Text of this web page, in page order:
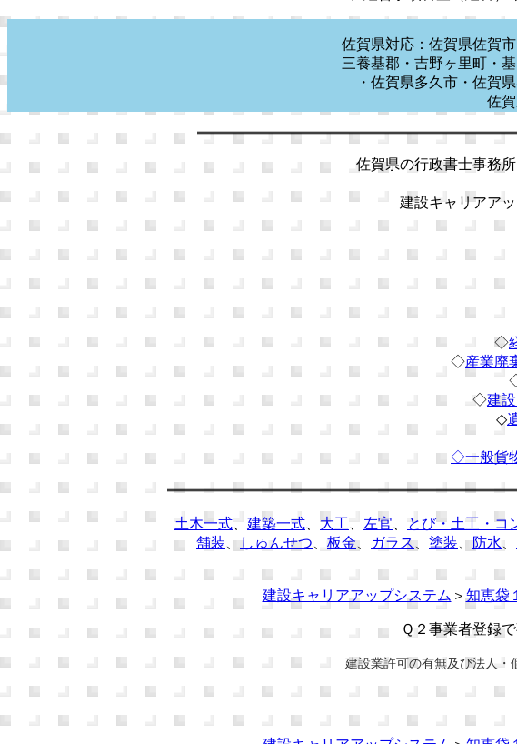
佐賀県対応：佐賀県佐賀
三養基郡・吉野ヶ里町・
・佐賀県多久市・佐賀
佐
佐賀県の行政書士事務
建設キャリアア
◇
◇産業廃
◇建
◇
◇一般貨
土木一式 建築一式 大工 左官 とび・土工・コ
舗装 、 しゅんせつ 板金、 ガラス、 塗装 、 防水、
建設キャリアアップシステム ＞知恵袋
Ｑ２事業者登録
建設業許可の有無及び法人・